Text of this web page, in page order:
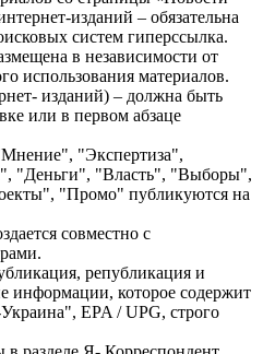
изданий – обязательна
систем гиперссылка.
в независимости от
использования материалов.
изданий) – должна быть
или в первом абзаце
"Экспертиза",
"Деньги", "Власть", "Выборы",
"Промо" публикуются на
совместно с
републикация и
информации, которое содержит
EPA / UPG, строго